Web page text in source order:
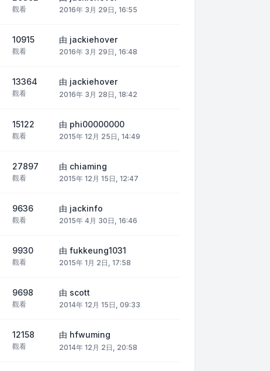
觀看 2016年 3月 29日, 16:55
10915
觀看
由 jackiehover
2016年 3月 29日, 16:48
13364
觀看
由 jackiehover
2016年 3月 28日, 18:42
15122
觀看
由 phi00000000
2015年 12月 25日, 14:49
27897
觀看
由 chiaming
2015年 12月 15日, 12:47
9636
觀看
由 jackinfo
2015年 4月 30日, 16:46
9930
觀看
由 fukkeung1031
2015年 1月 2日, 17:58
9698
觀看
由 scott
2014年 12月 15日, 09:33
12158
觀看
由 hfwuming
2014年 12月 2日, 20:58